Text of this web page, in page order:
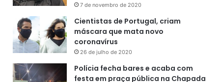
7 de novembro de 2020
Cientistas de Portugal, criam
máscara que mata novo
coronavírus
26 de julho de 2020
Polícia fecha bares e acaba com
festa em praça pública na Chapada